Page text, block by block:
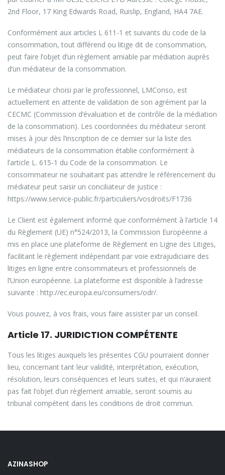
2nd Floor, 17 King Edwards Road, Ruislip, England, HA4 7AE.
Conformément aux articles L 611-1 et suivants du code de la
consommation, tout différend ou litige dit de consommation,
peut faire l’objet d’un règlement amiable par médiation auprès
d’un médiateur de la consommation.
Le médiateur choisi par le professionnel, LMConso, est
actuellement en attente de validation de son agrément par la
CECMC (Commission d’évaluation et de contrôle de la médiation
de la consommation). Les coordonnées du médiateur seront
mises à jour dès l’inscription de ce dernier sur la liste des
médiateurs de la consommation établie conformément à
l’article L. 615-1 du Code de la consommation. Le
consommateur ne souhaitant pas attendre le référencement du
médiateur peut saisir un conciliateur de justice :
https://www.service-public.fr/particuliers/vosdroits/F1736
Le Client est également informé que conformément à l’article 14
du Règlement (UE) n°524/2013, la Commission Européenne a
mis en place une plateforme de Règlement en Ligne des Litiges,
facilitant le règlement indépendant par voie extrajudiciaire des
litiges en ligne entre consommateurs et professionnels de
l’Union européenne. La plateforme est disponible à l’adresse
suivante : http://ec.europa.eu/consumers/odr/.
Vous pouvez, à vos frais, vous faire assister par un conseil.
Article 17. JURIDICTION COMPÉTENTE
Tous les litiges auxquels les présentes CGU pourraient donner
lieu, concernant tant leur validité, interprétation, exécution,
résolution, leurs conséquences et leurs suites, et qui n’auraient
pas fait l’objet d’un règlement amiable, seront soumis au
tribunal compétent dans les conditions de droit commun.
AZINASHOP